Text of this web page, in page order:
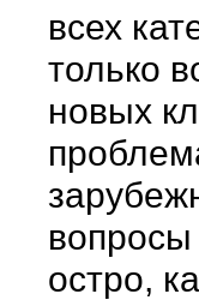
всех
только
новых
вопросы
остро,